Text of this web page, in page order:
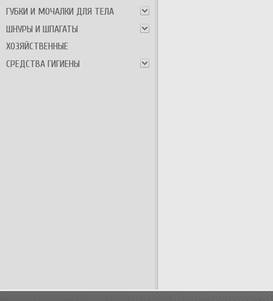
ГУБКИ И МОЧАЛКИ ДЛЯ ТЕЛА
ШНУРЫ И ШПАГАТЫ
ХОЗЯЙСТВЕННЫЕ
СРЕДСТВА ГИГИЕНЫ